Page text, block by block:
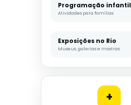
Programação infantil
Atividades para famílias
Exposições no Rio
Museus, galerias e mostras
+